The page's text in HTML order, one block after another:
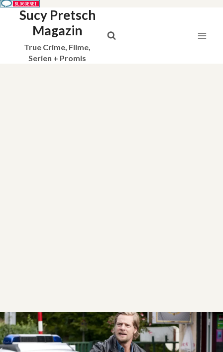
Sucy Pretsch
Magazin
True Crime, Filme,
Serien + Promis